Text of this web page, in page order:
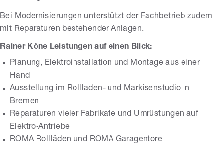
Bei Modernisierungen unterstützt der Fachbetrieb zudem
mit Reparaturen bestehender Anlagen.
Rainer Köne Leistungen auf einen Blick:
Planung, Elektroinstallation und Montage aus einer
Hand
Ausstellung im Rollladen- und Markisenstudio in
Bremen
Reparaturen vieler Fabrikate und Umrüstungen auf
Elektro‑Antriebe
ROMA Rollläden und ROMA Garagentore